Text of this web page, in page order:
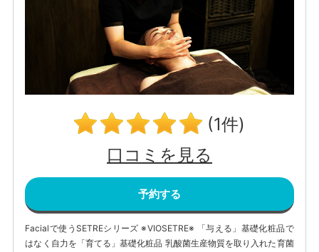
(1件)
口コミを見る
予約する
Facialで使うSETREシリーズ ※VIOSETRE※ 「与える」基礎化粧品で
はなく自力を「育てる」基礎化粧品 乳酸菌生産物質を取り入れた育菌